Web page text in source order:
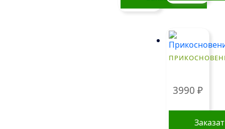
3990 ₽